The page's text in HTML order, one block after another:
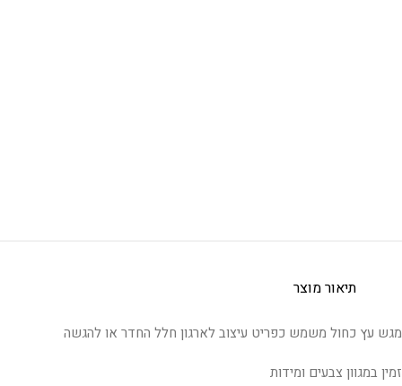
תיאור מוצר
מגש עץ כחול משמש כפריט עיצוב לארגון חלל החדר או להגשה
זמין במגוון צבעים ומידות